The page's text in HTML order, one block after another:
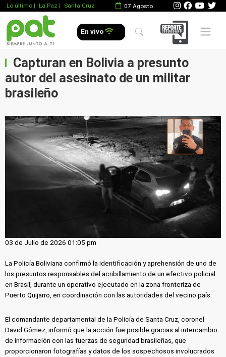
Lo último | La Paz | Santa Cruz 07 Agosto
En vivo Mobile
Capturan en Bolivia a presunto
autor del asesinato de un militar
brasileño
03 de Julio de 2026 01:05 pm
La Policía Boliviana confirmó la identificación y aprehensión de uno de
los presuntos responsables del acribillamiento de un efectivo policial
en Brasil, durante un operativo ejecutado en la zona fronteriza de
Puerto Quijarro, en coordinación con las autoridades del vecino país.
El comandante departamental de la Policía de Santa Cruz, coronel
David Gómez, informó que la acción fue posible gracias al intercambio
de información con las fuerzas de seguridad brasileñas, que
proporcionaron fotografías y datos de los sospechosos involucrados